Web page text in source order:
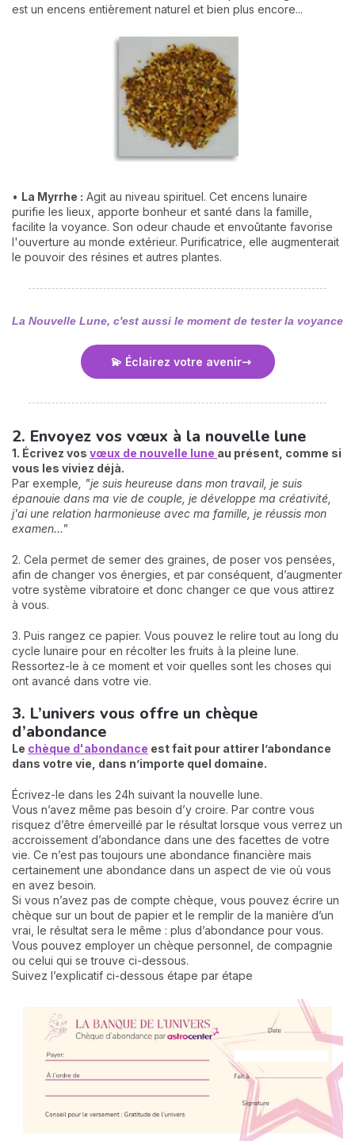
est un encens entièrement naturel et bien plus encore...
• La Myrrhe : Agit au niveau spirituel. Cet encens lunaire
purifie les lieux, apporte bonheur et santé dans la famille,
facilite la voyance. Son odeur chaude et envoûtante favorise
l'ouverture au monde extérieur. Purificatrice, elle augmenterait
le pouvoir des résines et autres plantes.
La Nouvelle Lune, c'est aussi le moment de tester la voyance
💫 Éclairez votre avenir
2. Envoyez vos vœux à la nouvelle lune
1. Écrivez vos vœux de nouvelle lune au présent, comme si
vous les viviez déjà.
Par exemple , "je suis heureuse dans mon travail, je suis
épanouie dans ma vie de couple, je développe ma créativité,
j'ai une relation harmonieuse avec ma famille, je réussis mon
examen..."
2. Cela permet de semer des graines, de poser vos pensées,
afin de changer vos énergies, et par conséquent, d’augmenter
votre système vibratoire et donc changer ce que vous attirez
à vous.
3. Puis rangez ce papier. Vous pouvez le relire tout au long du
cycle lunaire pour en récolter les fruits à la pleine lune.
Ressortez-le à ce moment et voir quelles sont les choses qui
ont avancé dans votre vie.
3. L’univers vous offre un chèque
d’abondance
Le chèque d'abondance est fait pour attirer l’abondance
dans votre vie, dans n’importe quel domaine.
Écrivez-le dans les 24h suivant la nouvelle lune.
Vous n’avez même pas besoin d’y croire. Par contre vous
risquez d’être émerveillé par le résultat lorsque vous verrez un
accroissement d’abondance dans une des facettes de votre
vie. Ce n’est pas toujours une abondance financière mais
certainement une abondance dans un aspect de vie où vous
en avez besoin.
Si vous n’avez pas de compte chèque, vous pouvez écrire un
chèque sur un bout de papier et le remplir de la manière d’un
vrai, le résultat sera le même : plus d’abondance pour vous.
Vous pouvez employer un chèque personnel, de compagnie
ou celui qui se trouve ci-dessous.
Suivez l’explicatif ci-dessous étape par étape